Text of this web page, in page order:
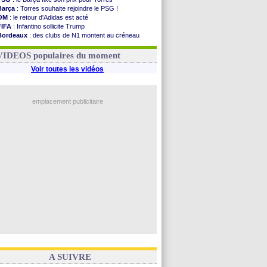
: Torres souhaite rejoindre le PSG !
: le retour d'Adidas est acté
: Infantino sollicite Trump
: des clubs de N1 montent au créneau
: le démenti de Leipzig pour Diomandé
populaires du moment
Voir toutes les vidéos
emplacement publicitaire
A SUIVRE